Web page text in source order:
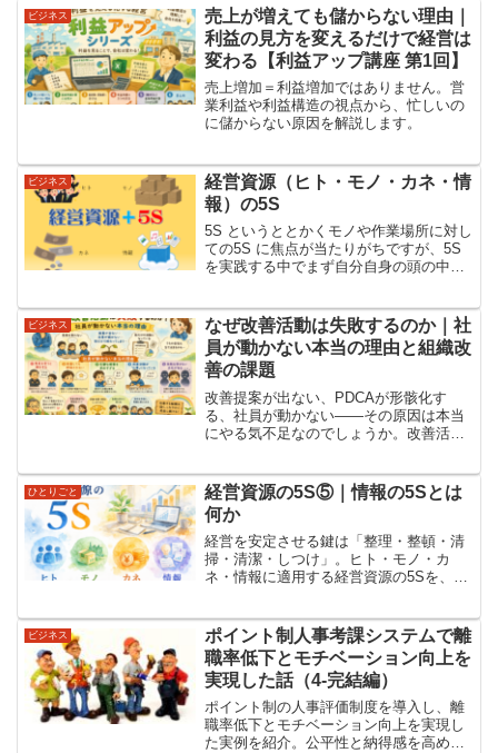
ビジネス
売上が増えても儲からない理由｜
利益の見方を変えるだけで経営は
変わる【利益アップ講座 第1回】
売上増加＝利益増加ではありません。営
業利益や利益構造の視点から、忙しいの
に儲からない原因を解説します。
ビジネス
経営資源（ヒト・モノ・カネ・情
報）の5S
5S というととかくモノや作業場所に対し
ての5S に焦点が当たりがちですが、5S
を実践する中でまず自分自身の頭の中の
のことから一人の人間を会社に置き換え
た時にも同様の事が言えるのでないかと
考えており、経営資源の5S について個人
的な見解を述べたいと思います。
ビジネス
なぜ改善活動は失敗するのか｜社
員が動かない本当の理由と組織改
善の課題
改善提案が出ない、PDCAが形骸化す
る、社員が動かない――その原因は本当
にやる気不足なのでしょうか。改善活動
て実体験を交えて解説します。
ひとりごと
経営資源の5S⑤｜情報の5Sとは
何か
経営を安定させる鍵は「整理・整頓・清
掃・清潔・しつけ」。ヒト・モノ・カ
ネ・情報に適用する経営資源の5Sを、実
ビジネス
ポイント制人事考課システムで離
職率低下とモチベーション向上を
実現した話（4-完結編）
ポイント制の人事評価制度を導入し、離
職率低下とモチベーション向上を実現し
た実例を紹介。公平性と納得感を高める